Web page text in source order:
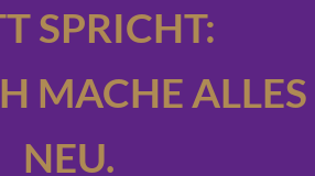
SPRICHT:
MACHE ALLES
NEU.